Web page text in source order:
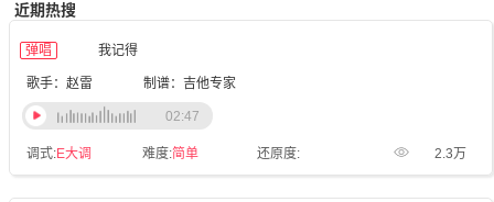
近期热搜
弹唱 我记得
歌手：赵雷 制谱：吉他专家
调式:E大调 难度:简单 还原度: 2.3万
02:47